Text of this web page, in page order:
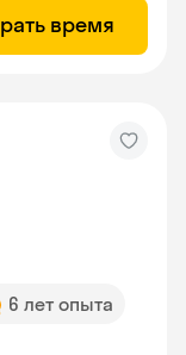
время
6 лет опыта